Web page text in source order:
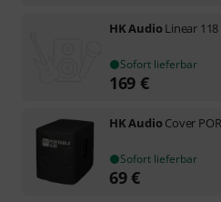
HK AudioLinear
Sofort lieferbar
169 €
HK AudioCover
Sofort lieferbar
69€